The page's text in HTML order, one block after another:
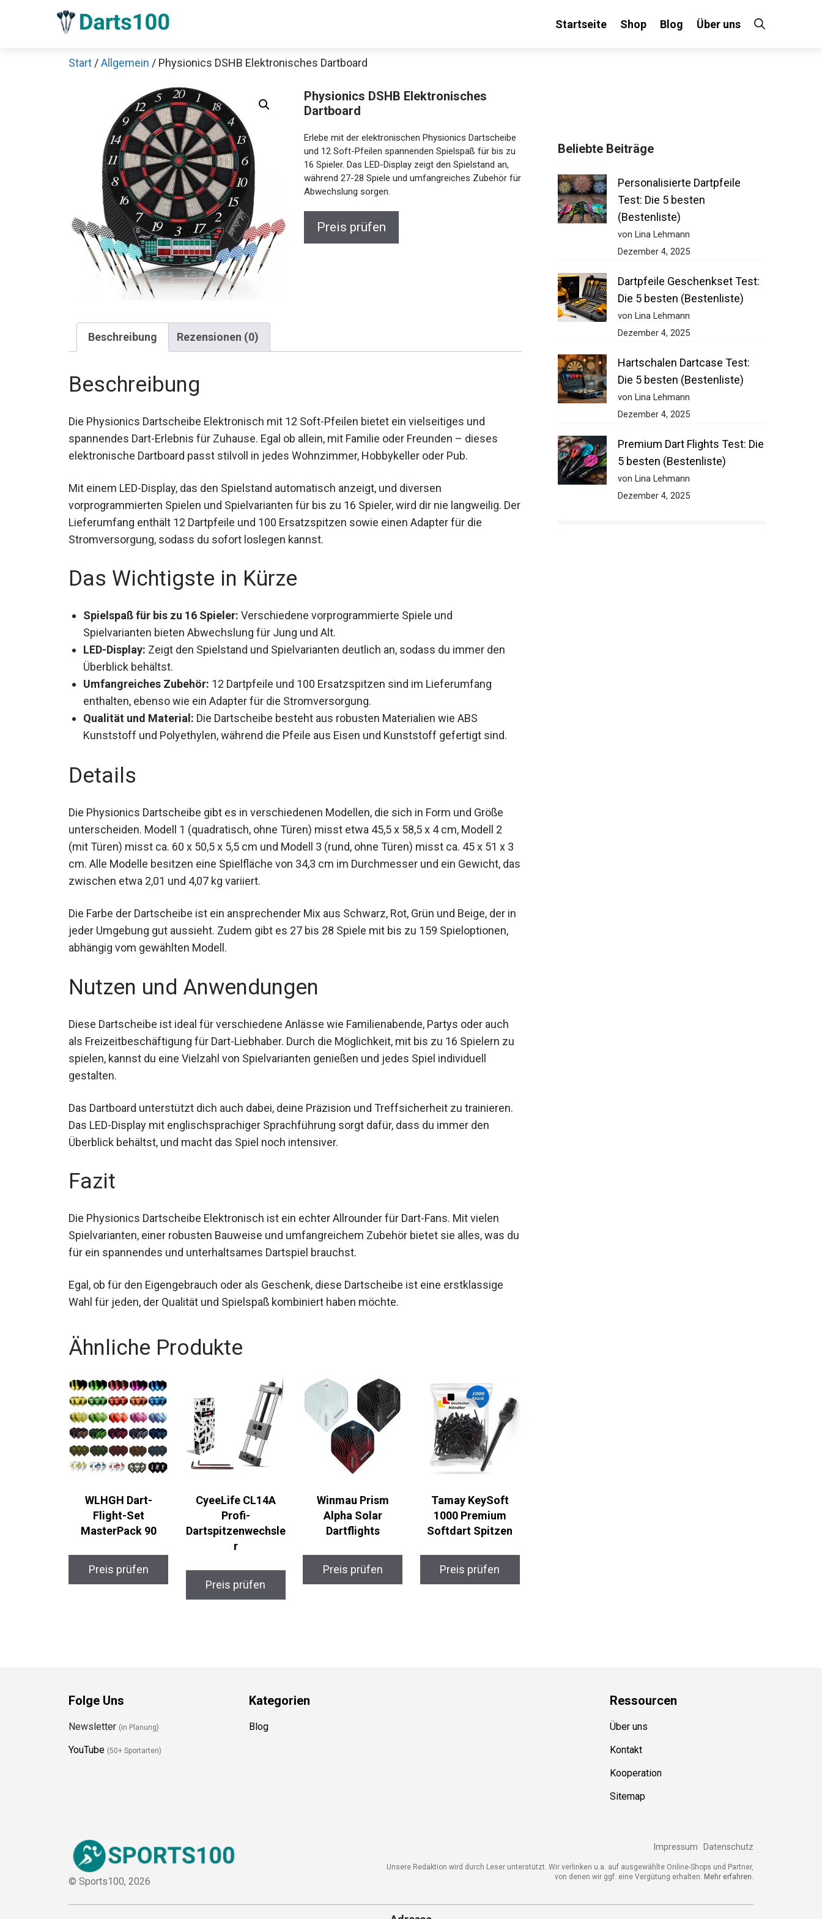
Startseite Shop Blog Über uns
Start /Allgemein / Physionics DSHB Elektronisches Dartboard
Physionics DSHB Elektronisches
Dartboard
Erlebe mit der elektronischen Physionics Dartscheibe
und 12 Soft-Pfeilen spannenden Spielspaß für bis zu
16 Spieler. Das LED-Display zeigt den Spielstand an,
während 27-28 Spiele und umfangreiches Zubehör
für Abwechslung sorgen.
Preis prüfen
Beschreibung Rezensionen (0)
Beschreibung
Die Physionics Dartscheibe Elektronisch mit 12 Soft-Pfeilen bietet ein vielseitiges und
spannendes Dart-Erlebnis für Zuhause. Egal ob allein, mit Familie oder Freunden – dieses
elektronische Dartboard passt stilvoll in jedes Wohnzimmer, Hobbykeller oder Pub.
Mit einem LED-Display, das den Spielstand automatisch anzeigt, und diversen
vorprogrammierten Spielen und Spielvarianten für bis zu 16 Spieler, wird dir nie langweilig.
Der Lieferumfang enthält 12 Dartpfeile und 100 Ersatzspitzen sowie einen Adapter für die
Stromversorgung, sodass du sofort loslegen kannst.
Das Wichtigste in Kürze
Spielspaß für bis zu 16 Spieler: Verschiedene vorprogrammierte Spiele und
Spielvarianten bieten Abwechslung für Jung und Alt.
LED-Display: Zeigt den Spielstand und Spielvarianten deutlich an, sodass du immer den
Überblick behältst.
Umfangreiches Zubehör: 12 Dartpfeile und 100 Ersatzspitzen sind im Lieferumfang
enthalten, ebenso wie ein Adapter für die Stromversorgung.
Qualität und Material: Die Dartscheibe besteht aus robusten Materialien wie ABS
Kunststoff und Polyethylen, während die Pfeile aus Eisen und Kunststoff gefertigt sind.
Details
Die Physionics Dartscheibe gibt es in verschiedenen Modellen, die sich in Form und Größe
unterscheiden. Modell 1 (quadratisch, ohne Türen) misst etwa 45,5 x 58,5 x 4 cm, Modell 2
(mit Türen) misst ca. 60 x 50,5 x 5,5 cm und Modell 3 (rund, ohne Türen) misst ca. 45 x 51 x 3
cm. Alle Modelle besitzen eine Spielfläche von 34,3 cm im Durchmesser und ein Gewicht,
das zwischen etwa 2,01 und 4,07 kg variiert.
Die Farbe der Dartscheibe ist ein ansprechender Mix aus Schwarz, Rot, Grün und Beige, der
in jeder Umgebung gut aussieht. Zudem gibt es 27 bis 28 Spiele mit bis zu 159
Spieloptionen, abhängig vom gewählten Modell.
Nutzen und Anwendungen
Diese Dartscheibe ist ideal für verschiedene Anlässe wie Familienabende, Partys oder auch
als Freizeitbeschäftigung für Dart-Liebhaber. Durch die Möglichkeit, mit bis zu 16 Spielern zu
spielen, kannst du eine Vielzahl von Spielvarianten genießen und jedes Spiel individuell
gestalten.
Das Dartboard unterstützt dich auch dabei, deine Präzision und Treffsicherheit zu trainieren.
Das LED-Display mit englischsprachiger Sprachführung sorgt dafür, dass du immer den
Überblick behältst, und macht das Spiel noch intensiver.
Fazit
Die Physionics Dartscheibe Elektronisch ist ein echter Allrounder für Dart-Fans. Mit vielen
Spielvarianten, einer robusten Bauweise und umfangreichem Zubehör bietet sie alles, was
du für ein spannendes und unterhaltsames Dartspiel brauchst.
Egal, ob für den Eigengebrauch oder als Geschenk, diese Dartscheibe ist eine erstklassige
Wahl für jeden, der Qualität und Spielspaß kombiniert haben möchte.
Ähnliche Produkte
WLHGH Dart-
Flight-Set
MasterPack 90
Preis prüfen
CyeeLife CL14A
Profi-
Dartspitzenwechsl
er
Preis prüfen
Winmau Prism
Alpha Solar
Dartflights
Preis prüfen
Tamay KeySoft
1000 Premium
Softdart Spitzen
Preis prüfen
Beliebte Beiträge
Personalisierte Dartpfeile
Test: Die 5 besten
(Bestenliste)
von Lina Lehmann
Dezember 4, 2025
Dartpfeile Geschenkset Test:
Die 5 besten (Bestenliste)
von Lina Lehmann
Dezember 4, 2025
Hartschalen Dartcase Test:
Die 5 besten (Bestenliste)
von Lina Lehmann
Dezember 4, 2025
Premium Dart Flights Test:
Die 5 besten (Bestenliste)
von Lina Lehmann
Dezember 4, 2025
Folge Uns
Newsletter(in Planung)
YouTube (50+ Sportarten)
Kategorien
Blog
Ressourcen
Über uns
Kontakt
Kooperation
Sitemap
© Sports100, 2026
Impressum Datenschutz
Unsere Redaktion wird durch Leser unterstützt. Wir verlinken u.a. auf ausgewählte Online-Shops und Partner,
von denen wir ggf. eine Vergütung erhalten.
Mehr erfahren.
Adresse
Jetzt anschauen